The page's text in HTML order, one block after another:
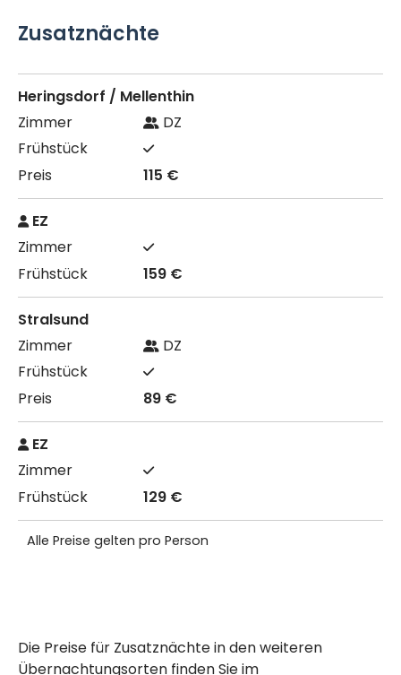
Zusatznächte
Heringsdorf / Mellenthin
DZ
115 €
EZ
159 €
Stralsund
DZ
89 €
EZ
129 €
Alle Preise gelten pro Person
Die Preise für Zusatznächte in den weiteren
Übernachtungsorten finden Sie im